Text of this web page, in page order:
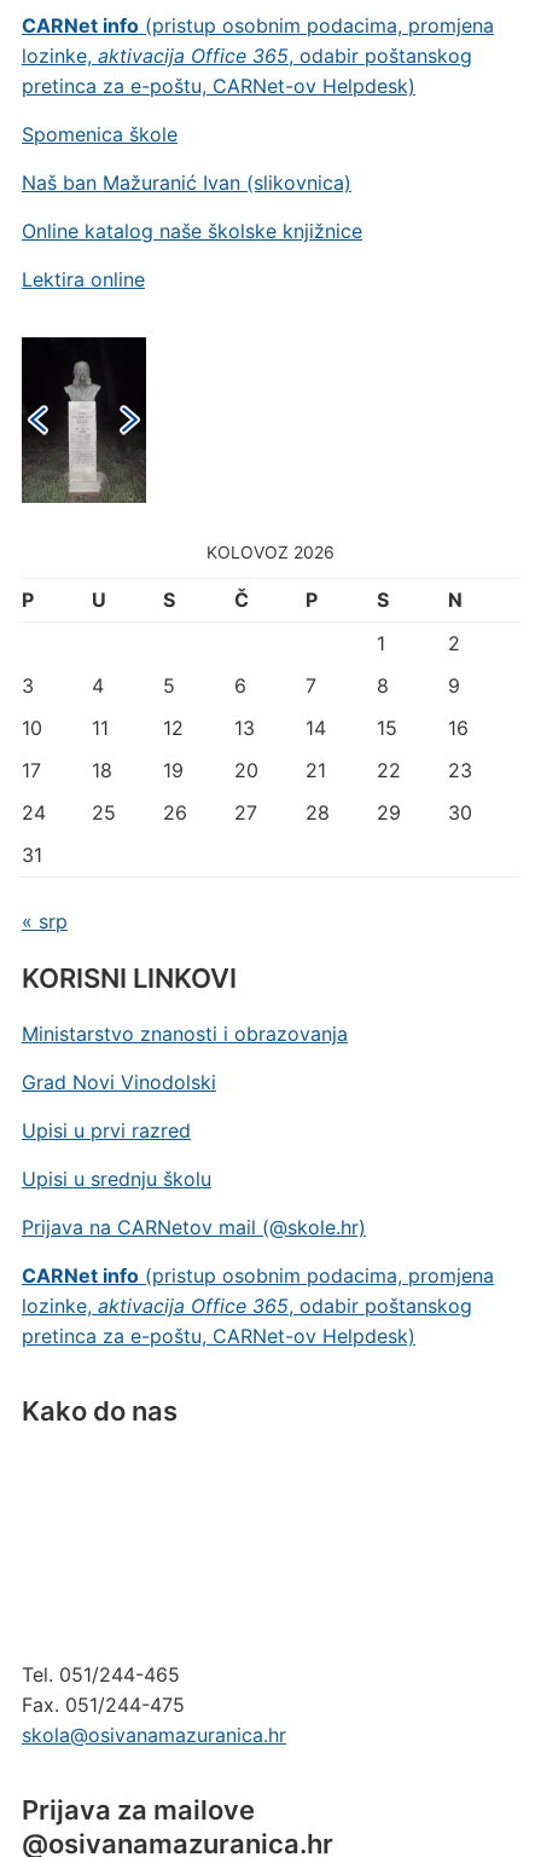
CARNet info(pristup osobnim podacima, promjena
lozinke, aktivacija Office 365, odabir poštanskog
pretinca za e-poštu, CARNet-ov Helpdesk)
Spomenica škole
Naš ban Mažuranić Ivan (slikovnica)
Online katalog naše školske knjižnice
Lektira online
KOLOVOZ 2026
P U S Č P S
N
1
2
3
4 5 6 7 8
9
10
11 12 13 14 15
16
17
18 19 20 21 22
23
24
25 26 27 28 29
30
31
« srp
KORISNI LINKOVI
Ministarstvo znanosti i obrazovanja
Grad Novi Vinodolski
Upisi u prvi razred
Upisi u srednju školu
Prijava na CARNetov mail (@skole.hr)
CARNet info (pristup osobnim podacima, promjena
lozinke, aktivacija Office 365, odabir poštanskog
pretinca za e-poštu, CARNet-ov Helpdesk)
Kako do nas
Tel. 051/244-465
Fax. 051/244-475
skola@osivanamazuranica.hr
Prijava za mailove
@osivanamazuranica.hr